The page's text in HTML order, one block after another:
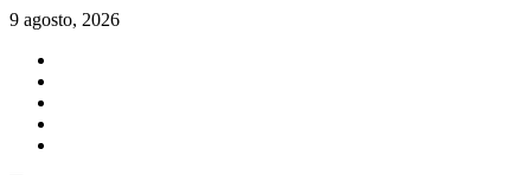
Saltar
contenido
9 agosto, 2026